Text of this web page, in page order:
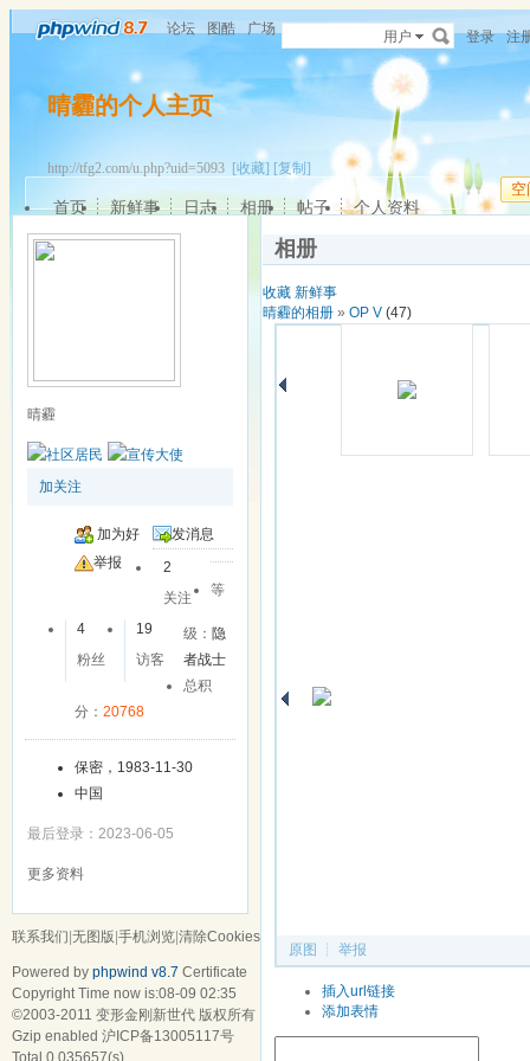
论坛 图酷 广场 用户 登录 注
晴霾的个人主页
http://tfg2.com/u.php?uid=5093 [收藏] [复制]
空
首页 新鲜事 日志 相册 帖子 个人资料
晴霾
加关注
加为好
友
发消息
举报
2
关注
4
粉丝
19
访客
等
级： 隐
者战士
总积
分： 20768
保密，1983-11-30
中国
最后登录：2023-06-05
更多资料
相册
收藏 新鲜事
晴霾的相册 » OP V (47)
原图 ┊ 举报
浏览(462)
插入url链接
添加表情
联系我们 无图版 手机浏览 清除Cookies
Powered by phpwind v8.7 Certificate
Copyright Time now is:08-09 02:35
©2003-2011 变形金刚新世代 版权所有
Gzip enabled 沪ICP备13005117号
Total 0.035657(s)